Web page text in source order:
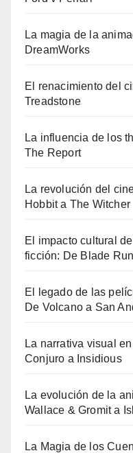
La magia de la
DreamWorks
El renacimiento del
Treadstone
La influencia de los
The Report
La revolución del
Hobbit a The Witcher
El impacto cultural
ficción: De Blade
El legado de las
De Volcano a San
La narrativa visual
Conjuro a Insidious
La evolución de la
Wallace & Gromit a
La Magia de los